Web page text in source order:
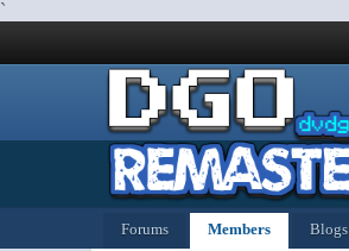
`
Forums Members Blogs